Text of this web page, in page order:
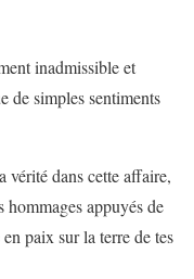
inadmissible et
de simples sentiments
vérité dans cette affaire,
appuyés de
paix sur la terre de tes